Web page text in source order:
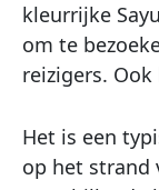
kleurrijke
om te
reizigers.
Het is een
op het strand